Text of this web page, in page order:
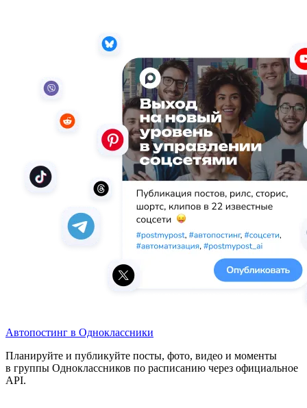
Автопостинг в Одноклассники
Планируйте и публикуйте посты, фото, видео и моменты
в группы Одноклассников по расписанию через официальное
API.